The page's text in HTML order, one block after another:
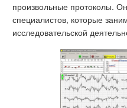
произвольные протоколы.
специалистов, которые
исследовательской